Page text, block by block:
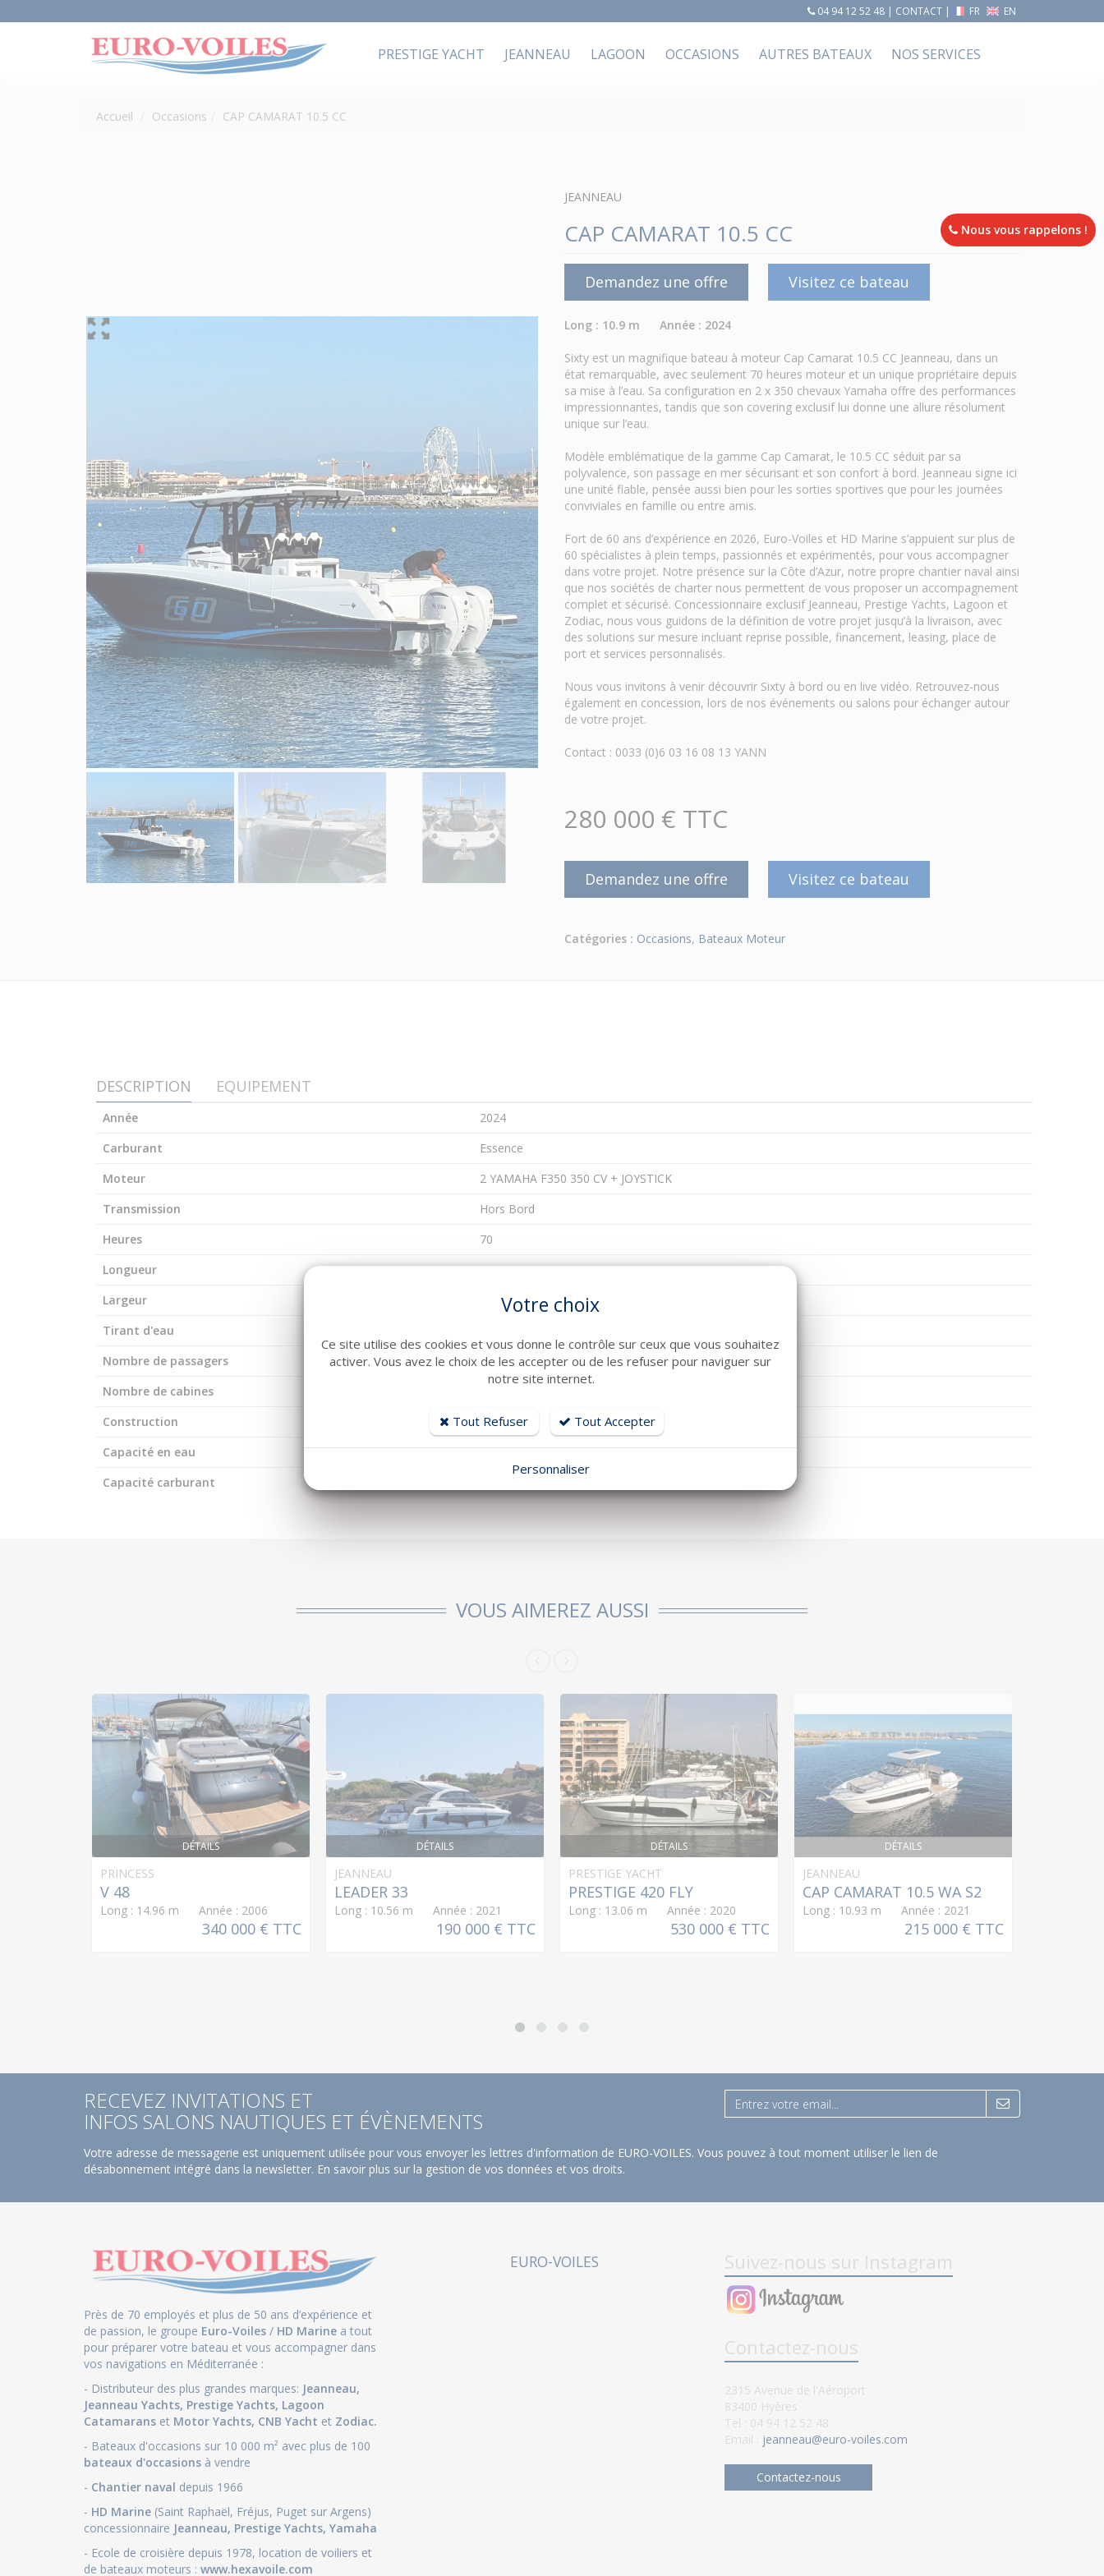
04 94 12 52 48| CONTACT| FR EN
PRESTIGE YACHT JEANNEAU LAGOON OCCASIONS AUTRES BATEAUX NOS SERVICES
Accueil Occasions CAP CAMARAT 10.5 CC
JEANNEAU
CAP CAMARAT 10.5 CC
Demandez une offre Visitez ce bateau
Long : 10.9 m Année : 2024
Sixty est un magnifique bateau à moteur Cap Camarat 10.5 CC Jeanneau, dans un
état remarquable, avec seulement 70 heures moteur et un unique propriétaire depuis
sa mise à l’eau. Sa configuration en 2 x 350 chevaux Yamaha offre des performances
impressionnantes, tandis que son covering exclusif lui donne une allure résolument
unique sur l’eau.
Modèle emblématique de la gamme Cap Camarat, le 10.5 CC séduit par sa
polyvalence, son passage en mer sécurisant et son confort à bord. Jeanneau signe ici
une unité fiable, pensée aussi bien pour les sorties sportives que pour les journées
conviviales en famille ou entre amis.
Fort de 60 ans d’expérience en 2026, Euro-Voiles et HD Marine s’appuient sur plus de
60 spécialistes à plein temps, passionnés et expérimentés, pour vous accompagner
dans votre projet. Notre présence sur la Côte d’Azur, notre propre chantier naval ainsi
que nos sociétés de charter nous permettent de vous proposer un accompagnement
complet et sécurisé. Concessionnaire exclusif Jeanneau, Prestige Yachts, Lagoon et
Zodiac, nous vous guidons de la définition de votre projet jusqu’à la livraison, avec
des solutions sur mesure incluant reprise possible, financement, leasing, place de
port et services personnalisés.
Nous vous invitons à venir découvrir Sixty à bord ou en live vidéo. Retrouvez-nous
également en concession, lors de nos événements ou salons pour échanger autour
de votre projet.
Contact : 0033 (0)6 03 16 08 13 YANN
280 000 € TTC
Demandez une offre Visitez ce bateau
Catégories : Occasions, Bateaux Moteur
DESCRIPTION EQUIPEMENT
Année
2024
Carburant
Essence
Moteur
2 YAMAHA F350 350 CV + JOYSTICK
Transmission
Hors Bord
Heures
70
Longueur
10.9
Largeur
3.25
Tirant d'eau
Nombre de passagers
11
Nombre de cabines
Construction
Polyester
Capacité en eau
160
Capacité carburant
VOUS AIMEREZ AUSSI
DÉTAILS
PRINCESS
V 48
Long : 14.96 m Année : 2006
340 000 € TTC
DÉTAILS
JEANNEAU
LEADER 33
Long : 10.56 m Année : 2021
190 000 € TTC
DÉTAILS
PRESTIGE YACHT
PRESTIGE 420 FLY
Long : 13.06 m Année : 2020
530 000 € TTC
DÉTAILS
JEANNEAU
CAP CAMARAT 10.5 WA S2
Long : 10.93 m Année : 2021
215 000 € TTC
RECEVEZ INVITATIONS ET
INFOS SALONS NAUTIQUES ET ÉVÈNEMENTS
Votre adresse de messagerie est uniquement utilisée pour vous envoyer les lettres d'information de EURO-VOILES. Vous pouvez à tout moment utiliser le lien de
désabonnement intégré dans la newsletter. En savoir plus sur la gestion de vos données et vos droits.
Près de 70 employés et plus de 50 ans d’expérience et
de passion, le groupe Euro-Voiles / HD Marine a tout
pour préparer votre bateau et vous accompagner dans
vos navigations en Méditerranée :
- Distributeur des plus grandes marques: Jeanneau,
Jeanneau Yachts, Prestige Yachts, Lagoon
Catamarans et Motor Yachts, CNB Yacht et Zodiac.
- Bateaux d'occasions sur 10 000 m² avec plus de 100
bateaux d'occasions à vendre
- Chantier naval depuis 1966
- HD Marine (Saint Raphaël, Fréjus, Puget sur Argens)
concessionnaire Jeanneau, Prestige Yachts, Yamaha
- Ecole de croisière depuis 1978, location de voiliers et
de bateaux moteurs : www.hexavoile.com
EURO-VOILES Suivez-nous sur Instagram
Contactez-nous
2315 Avenue de l'Aéroport
83400 Hyères
Tel : 04 94 12 52 48
Email :
jeanneau@euro-voiles.com
Contactez-nous
Nous vous rappelons !
Votre choix
Ce site utilise des cookies et vous donne le contrôle sur ceux que vous souhaitez
activer. Vous avez le choix de les accepter ou de les refuser pour naviguer sur
notre site internet.
Tout Refuser Tout Accepter
Personnaliser